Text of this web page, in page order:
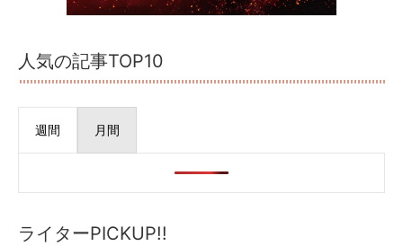
人気の記事TOP10
週間 月間
ライターPICKUP!!